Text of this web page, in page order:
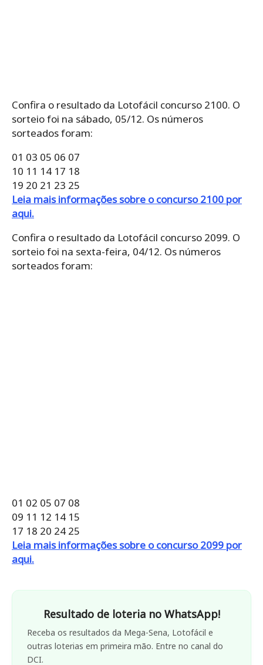
Confira o resultado da Lotofácil concurso 2100. O
sorteio foi na sábado, 05/12. Os números
sorteados foram:
01 03 05 06 07
10 11 14 17 18
19 20 21 23 25
Leia mais informações sobre o concurso 2100 por
aqui.
Confira o resultado da Lotofácil concurso 2099. O
sorteio foi na sexta-feira, 04/12. Os números
sorteados foram:
01 02 05 07 08
09 11 12 14 15
17 18 20 24 25
Leia mais informações sobre o concurso 2099 por
aqui.
Resultado de loteria no WhatsApp!
Receba os resultados da Mega-Sena, Lotofácil e
outras loterias em primeira mão. Entre no canal do
DCI.